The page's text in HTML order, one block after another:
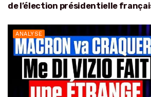
de l’élection présidentielle
ANALYSE